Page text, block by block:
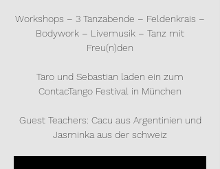
Workshops – 3 Tanzabende – Feldenkrais –
Bodywork – Livemusik – Tanz mit
Freu(n)den
Taro und Sebastian laden ein zum
ContacTango Festival in München
Guest Teachers: Cacu aus Argentinien und
Jasminka aus der schweiz